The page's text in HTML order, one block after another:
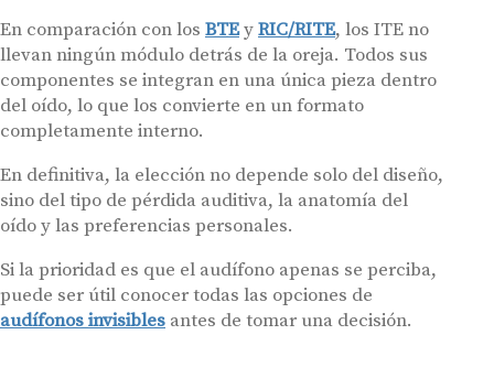
En comparación con los BTEyRIC/RITE, los ITE no
llevan ningún módulo detrás de la oreja. Todos sus
componentes se integran en una única pieza dentro
del oído, lo que los convierte en un formato
completamente interno.
En definitiva, la elección no depende solo del diseño,
sino del tipo de pérdida auditiva, la anatomía del
oído y las preferencias personales.
Si la prioridad es que el audífono apenas se perciba,
puede ser útil conocer todas las opciones de
audífonos invisibles antes de tomar una decisión.